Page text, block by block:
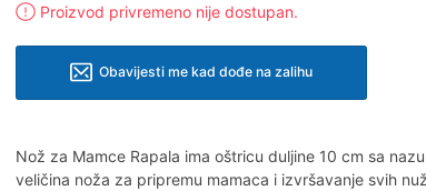
Proizvod privremeno nije dostupan.
Obavijesti me kad dođe na zalihu
Nož za Mamce Rapala ima oštricu duljine 10 cm sa
veličina noža za pripremu mamaca i izvršavanje svih